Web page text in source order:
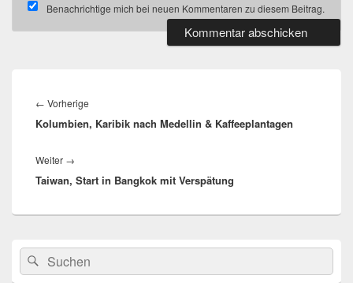
Benachrichtige mich bei neuen Kommentaren zu diesem Beitrag.
← Vorherige
Beitrag:
Kolumbien, Karibik nach Medellin & Kaffeeplantagen
Weiter →
Beitrag:
Taiwan, Start in Bangkok mit Verspätung
Primärer
Seitenleisten-
Widgetbereich
Suchen
nach:
Suchen